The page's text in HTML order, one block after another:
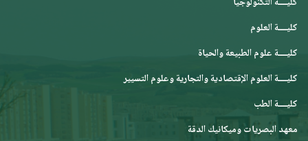
كليــــة العلوم
كليــــة علوم الطبيعة والحياة
كليــــة العلوم الإقتصادية والتجارية وعلوم التسيير
كليــــة الطب
معهد البصريات وميكانيك الدقة